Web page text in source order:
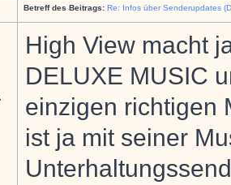
Betreff des Beitrags: Re: Infos über Senderupdates
High View macht
DELUXE MUSIC
einzigen richtigen
ist ja mit seiner